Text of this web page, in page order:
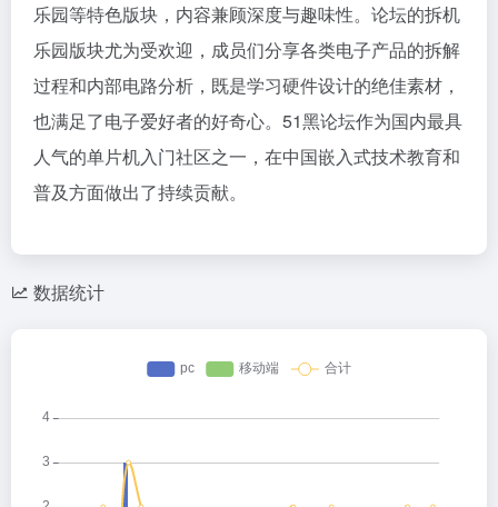
乐园等特色版块，内容兼顾深度与趣味性。论坛的拆机
乐园版块尤为受欢迎，成员们分享各类电子产品的拆解
过程和内部电路分析，既是学习硬件设计的绝佳素材，
也满足了电子爱好者的好奇心。51黑论坛作为国内最具
人气的单片机入门社区之一，在中国嵌入式技术教育和
普及方面做出了持续贡献。
数据统计